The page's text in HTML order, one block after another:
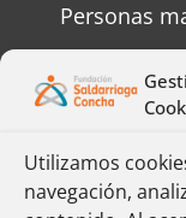
Utilizamos
navegación,
Personas
Personas
Preguntas
Complete